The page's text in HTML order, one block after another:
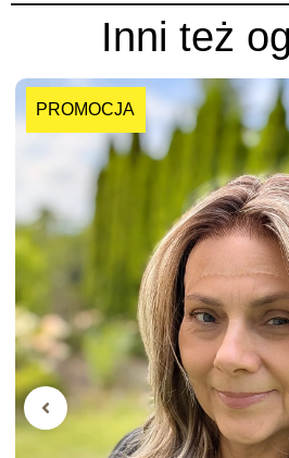
Inni też
PROMOCJA